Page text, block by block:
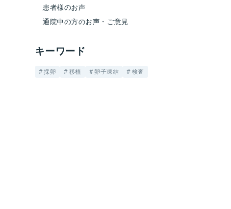
患者様のお声
通院中の方のお声・ご意見
キーワード
採卵 移植 卵子凍結 検査